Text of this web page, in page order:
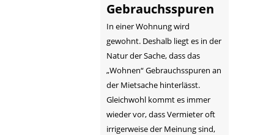
Gebrauchsspuren
In einer Wohnung wird
gewohnt. Deshalb liegt es in der
Natur der Sache, dass das
„Wohnen“ Gebrauchsspuren an
der Mietsache hinterlässt.
Gleichwohl kommt es immer
wieder vor, dass Vermieter oft
irrigerweise der Meinung sind,